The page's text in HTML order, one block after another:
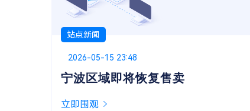
站点新闻
Posted on
2026-05-13 01:48
关于嘿华提供的技术支持
似乎很多用户都不太清楚服务协议里提到的“技